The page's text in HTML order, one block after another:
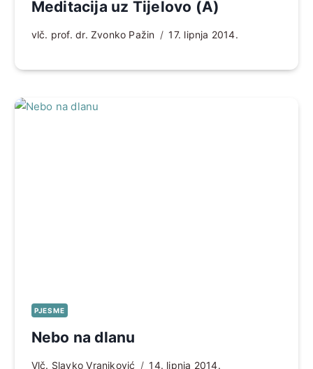
Meditacija uz Tijelovo (A)
vlč. prof. dr. Zvonko Pažin 17. lipnja 2014.
PJESME
Nebo na dlanu
Vlč. Slavko Vranjković 14. lipnja 2014.